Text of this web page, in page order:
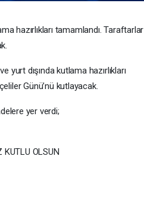
hazırlıkları tamamlandı. Taraftarlar
dışında kutlama hazırlıkları
Günü’nü kutlayacak.
yer verdi;
KUTLU OLSUN